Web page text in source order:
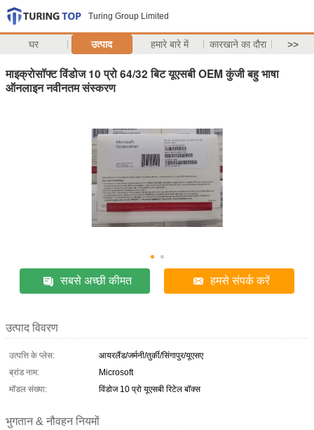
Turing Group Limited
घर उत्पाद हमारे बारे में कारखाने का दौरा >>
माइक्रोसॉफ्ट विंडोज 10 प्रो 64/32 बिट यूएसबी OEM कुंजी बहु भाषा
ऑनलाइन नवीनतम संस्करण
सबसे अच्छी कीमत हमसे संपर्क करें
उत्पाद विवरण
उत्पत्ति के प्लेस:
आयरलैंड/जर्मनी/तुर्की/सिंगापुर/यूएसए
ब्रांड नाम:
Microsoft
मॉडल संख्या:
विंडोज 10 प्रो यूएसबी रिटेल बॉक्स
भुगतान & नौवहन नियमों